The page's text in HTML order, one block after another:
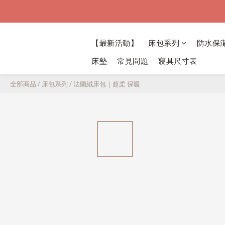
【最新活動】 床包系列
防水保
床墊
常見問題 寢具尺寸表
全部商品 / 床包系列 /法蘭絨床包｜超柔 保暖